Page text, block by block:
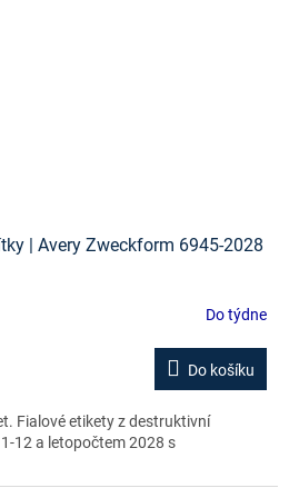
| Avery Zweckform 6945-2028
Do týdne
Do košíku
Fialové etikety z destruktivní
12 a letopočtem 2028 s